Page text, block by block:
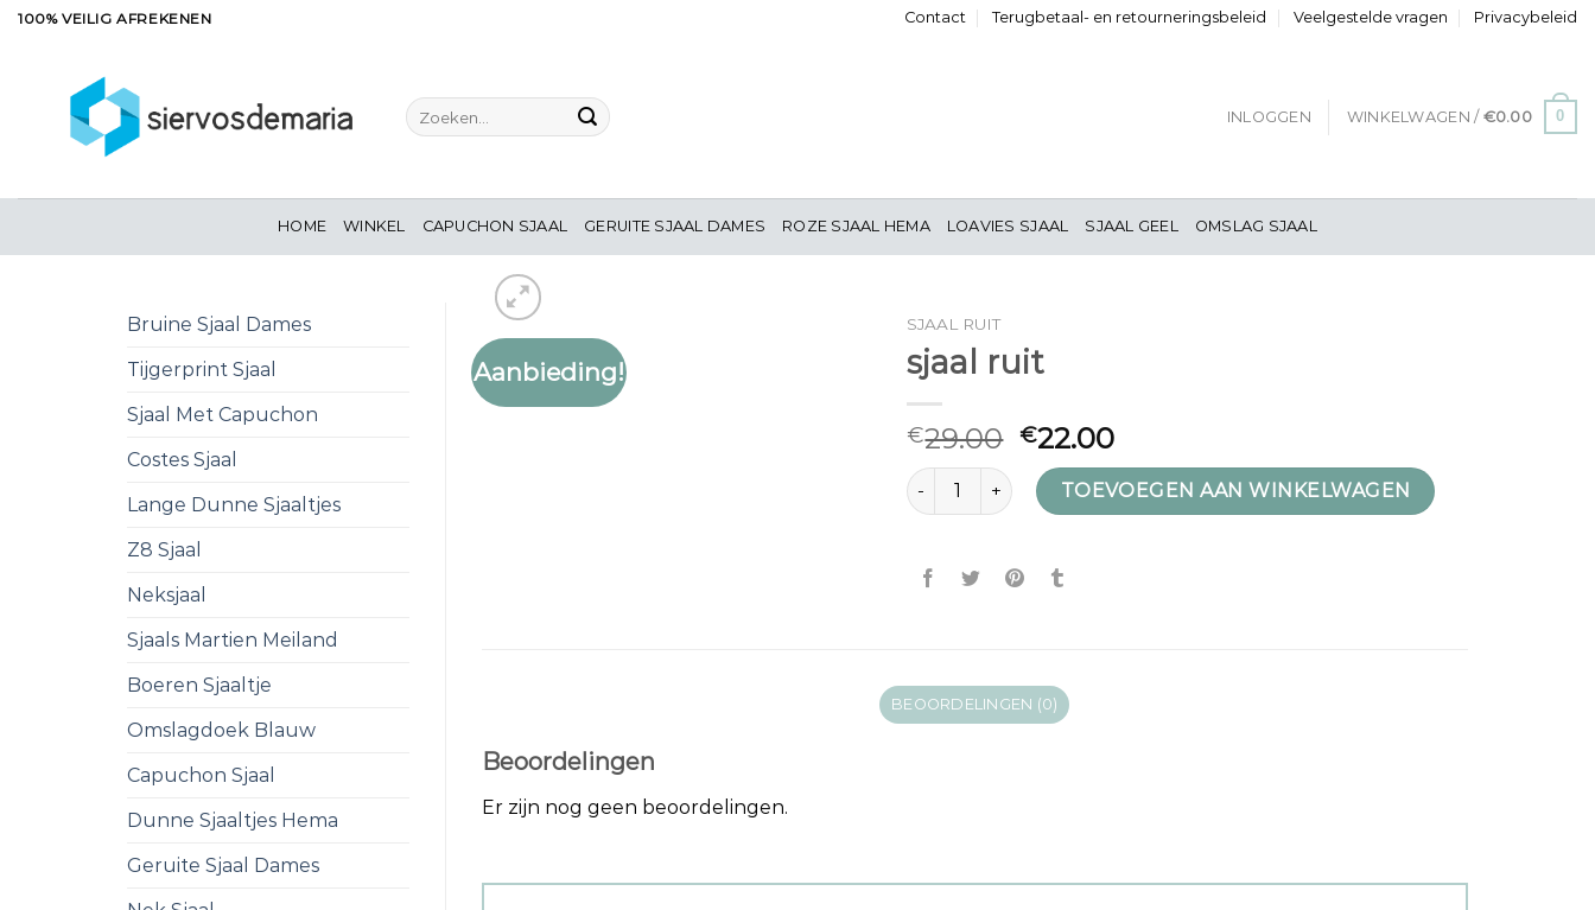
Ga100% VEILIG AFREKENEN Contact Terugbetaal- en retourneringsbeleid Veelgestelde vragen Privacybeleid
Zoeken
naar:
INLOGGEN WINKELWAGEN / €0.00 0
HOME WINKEL CAPUCHON SJAAL GERUITE SJAAL DAMES ROZE SJAAL HEMA LOAVIES SJAAL SJAAL GEEL OMSLAG SJAAL
Bruine Sjaal Dames
Tijgerprint Sjaal
Sjaal Met Capuchon
Costes Sjaal
Lange Dunne Sjaaltjes
Z8 Sjaal
Neksjaal
Sjaals Martien Meiland
Boeren Sjaaltje
Omslagdoek Blauw
Capuchon Sjaal
Dunne Sjaaltjes Hema
Geruite Sjaal Dames
Aanbieding!
SJAAL RUIT
sjaal ruit
€29.00 €22.00
sjaal ruit aantal TOEVOEGEN AAN WINKELWAGEN
BEOORDELINGEN (0)
Beoordelingen
Er zijn nog geen beoordelingen.